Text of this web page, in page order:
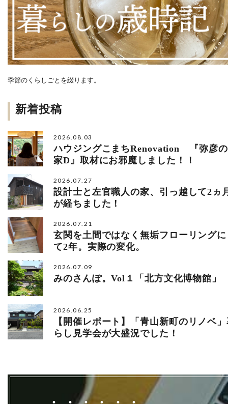
季節のくらしごとを綴ります。
新着投稿
2026.08.03
ハウジングこまちRenovation 『弥彦の
家D』取材にお邪魔しました！！
2026.07.27
設計士と左官職人の家、引っ越して2ヵ
が経ちました！
2026.07.21
玄関を土間ではなく無垢フローリング
て2年。実際の変化。
2026.07.09
みのさんぽ。Vol１「北方文化博物館」
2026.06.25
【開催レポート】「青山新町のリノベ
らし見学会が大盛況でした！